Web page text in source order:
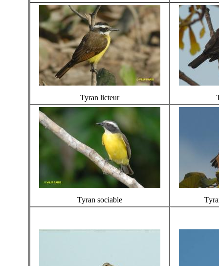
Tyran licteur
Tyran sociable